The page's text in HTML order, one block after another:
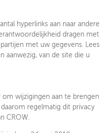
hyperlinks aan naar andere
dragen met
met uw gegevens. Lees
aanwezig, van de site die u
wijzigingen aan te brengen
regelmatig dit privacy
CROW.